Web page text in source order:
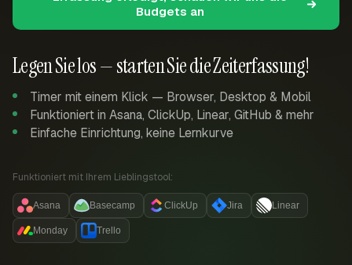
Legen Sie los — starten Sie die Zeiterfassung!
Timer mit einem Klick — Browser, Desktop & Mobil
Funktioniert in Asana, ClickUp, Linear, GitHub & mehr
Einfache Einrichtung, keine Lernkurve
Funktioniert mit Ihrem Lieblingstool:
Asana Basecamp ClickUp Jira Linear
Monday Trello
Budgets an